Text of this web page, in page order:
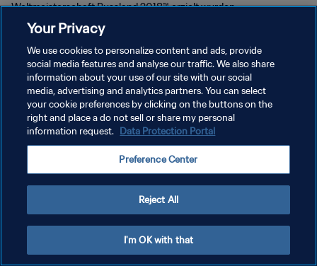
Weltmeisterschaft Russland 2018™ erzielt wurden.
DATENSCHUTZ
NUTZUNGSBEDINGUNGEN
COOKIE-EINSTELLUNGEN VERWALTEN
Your Privacy
We use cookies to personalize content and ads, provide
social media features and analyse our traffic. We also share
information about your use of our site with our social
media, advertising and analytics partners. You can select
your cookie preferences by clicking on the buttons on the
right and place a do not sell or share my personal
information request. Data Protection Portal
Preference Center
Reject All
I'm OK with that